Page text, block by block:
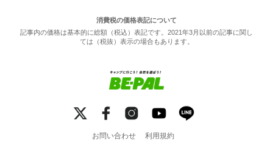
消費税の価格表記について
記事内の価格は基本的に総額（税込）表記です。2021年3月以前の記事に関し
ては（税抜）表示の場合もあります。
お問い合わせ 利用規約